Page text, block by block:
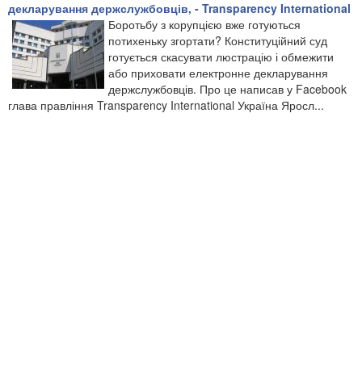
декларування держслужбовців, - Transparency International
Боротьбу з корупцією вже готуються
потихеньку згортати? Конституційний суд
готується скасувати люстрацію і обмежити
або приховати електронне декларування
держслужбовців. Про це написав у Facebook
глава правління Transparency International Україна Яросл...